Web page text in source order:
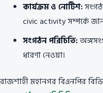
কার্যক্রম ও নোটিশ:
civic activity সম্পর্কে
সংগঠন পরিচিতি:
ধারণা নেওয়া।
রাজশাহী মহানগর বিএনপির